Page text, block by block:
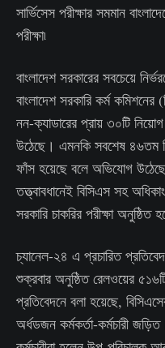
সার্ভিসেস পরীক্ষার সমমান
পরীক্ষা৷
বাংলাদেশ সরকারের সবচেয়ে
বাংলাদেশ সরকারি কর্ম
নন-ক্যাডারের প্রায় ৩০টি
উঠেছে। এমনকি সবশেষ ৪৬তম
ফাঁস হয়েছে বলে অভিযোগ
তত্ত্বাবধানেই বিসিএস সহ
সরকারি চাকরির পরীক্ষা অনুষ্ঠিত
চ্যানেল-২৪ এ প্রচারিত
শুক্রবার অনুষ্ঠিত রেলওয়ের
প্রতিবেদনে বলা হয়েছে,
অর্ধডজন কর্মকর্তা-কর্মচারী